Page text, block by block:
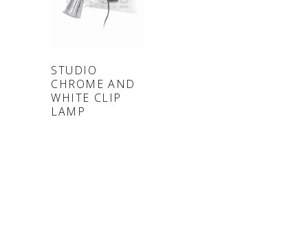
ONLINE
SHOP
STUDIO
CHROME AND
WHITE CLIP
LAMP